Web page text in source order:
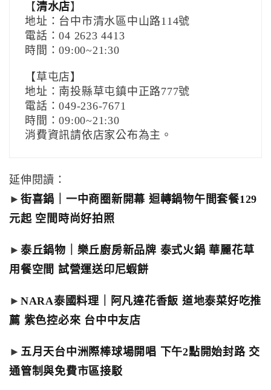
【清水店】
地址：台中市清水區中山路114號
電話：04 2623 4413
時間：09:00~21:30
【草屯店】
地址：南投縣草屯鎮中正路777號
電話：049-236-7671
時間：09:00~21:30
消費資訊請依店家公布為主。
延伸閱讀：
► 街喜鍋｜一中商圈新開幕 迴轉鍋物午間套餐129
元起 空間時尚好拍照
► 泰丘鍋物｜樂丘廚房新品牌 泰式火鍋 華麗花草
用餐空間 試營運送印尼蝦餅
► NARA泰國料理｜阿凡達花香飯 道地泰菜好吃推
薦 紫色控必來 台中中友店
► 五月天台中洲際棒球場開唱 下午2點開始封路 交
通管制與免費市區接駁